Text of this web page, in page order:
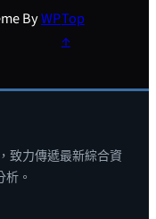
ByWPTop
↑
致力傳遞最新綜合資
。